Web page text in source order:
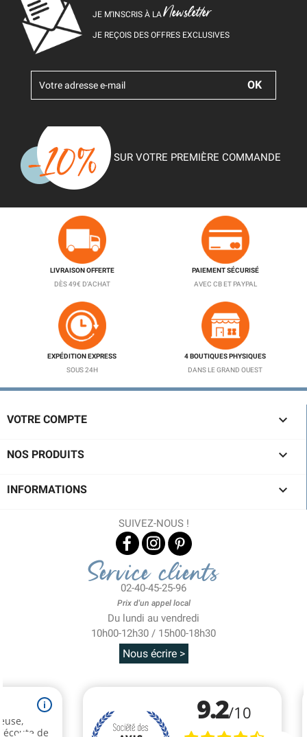
JE M’INSCRIS À LANewsletter
JE REÇOIS DES OFFRES EXCLUSIVES
SUR VOTRE PREMIÈRE COMMANDE
LIVRAISON OFFERTE
DÈS 49€ D'ACHAT
PAIEMENT SÉCURISÉ
AVEC CB ET PAYPAL
EXPÉDITION EXPRESS
SOUS 24H
4 BOUTIQUES PHYSIQUES
DANS LE GRAND OUEST
VOTRE COMPTE 
NOS PRODUITS 
INFORMATIONS 
SUIVEZ-NOUS !
Service clients
02-40-45-25-96
Prix d'un appel local
Du lundi au vendredi
10h00-12h30 / 15h00-18h30
Nous écrire >